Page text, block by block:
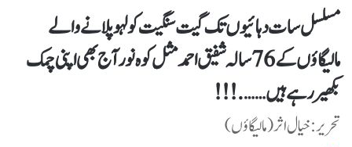
مسلسل سات دہائیوں تک گیت سنگیت کو لہو پلانے والے
مالیگاؤں کے 76 سالہ شفیق احمد مثل کوہ نور آج بھی اپنی چمک
بکھیر رہے ہیں…….!!!
تحریر :خیال اثر (مالیگاؤں)